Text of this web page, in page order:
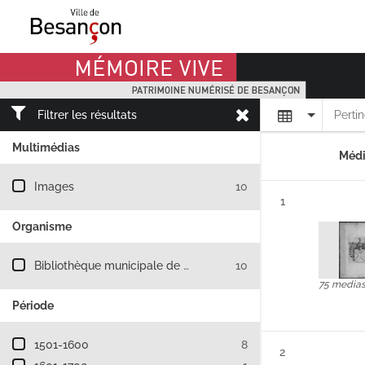
Mémoire Vive patrimoine numérisé de Besançon
Filtrer les résultats
Multimédias
Filtre les résultats par : Multimédias
Images 10
Organisme
Filtre les résultats par : Organisme
Bibliothèque municipale de Besançon 10
Période
Filtre les résultats par : Période
1501-1600
8
Affichage
Résultat n°
1
75 medias
Résultat n°
2